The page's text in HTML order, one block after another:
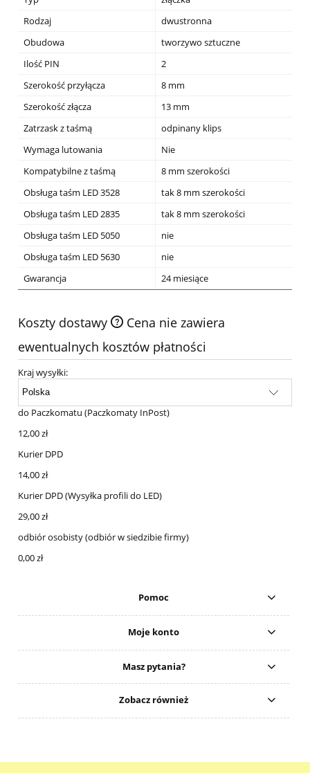
Rodzaj
dwustronna
Obudowa
tworzywo sztuczne
Ilość PIN
2
Szerokość przyłącza
8 mm
Szerokość złącza
13 mm
Zatrzask z taśmą
odpinany klips
Wymaga lutowania
Nie
Kompatybilne z taśmą
8 mm szerokości
Obsługa taśm LED 3528
tak 8 mm szerokości
Obsługa taśm LED 2835
tak 8 mm szerokości
Obsługa taśm LED 5050
nie
Obsługa taśm LED 5630
nie
Gwarancja
24 miesiące
Koszty dostawy
Cena nie zawiera
ewentualnych kosztów płatności
Kraj wysyłki:
do Paczkomatu (Paczkomaty InPost)
12,00 zł
Kurier DPD
14,00 zł
Kurier DPD(Wysyłka profili do LED)
29,00 zł
odbiór osobisty(odbiór w siedzibie firmy)
0,00 zł
Pomoc
Moje konto
Masz pytania?
Zobacz również